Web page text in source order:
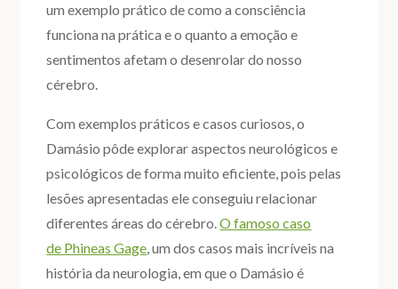
um exemplo prático de como a consciência
funciona na prática e o quanto a emoção e
sentimentos afetam o desenrolar do nosso
cérebro.
Com exemplos práticos e casos curiosos, o
Damásio pôde explorar aspectos neurológicos e
psicológicos de forma muito eficiente, pois pelas
lesões apresentadas ele conseguiu relacionar
diferentes áreas do cérebro.O famoso caso
de Phineas Gage, um dos casos mais incríveis na
história da neurologia, em que o Damásio é